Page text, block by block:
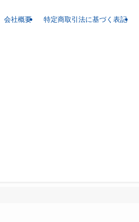
会社概要 特定商取引法に基づく表記